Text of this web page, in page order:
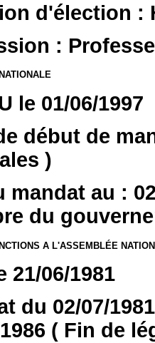
d'élection :
:
le 01/06/1997
début de
)
mandat au :
du
A L'ASSEMBLÉE
21/06/1981
du 02/07/
( Fin de